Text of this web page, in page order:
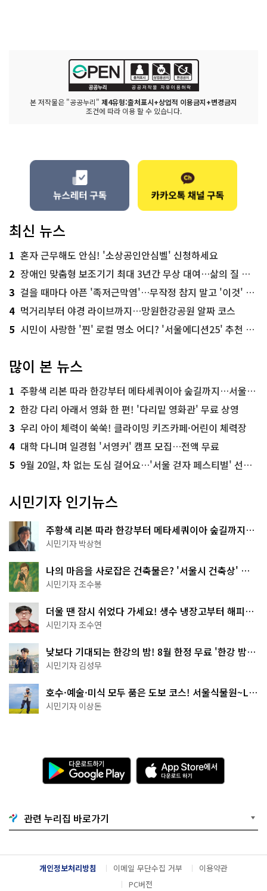
본 저작물은 "공공누리" 제4유형:출처표시+상업적 이용금지+변경금지
조건에 따라 이용 할 수 있습니다.
최신 뉴스
1 혼자 근무해도 안심! '소상공인안심벨' 신청하세요
2 장애인 맞춤형 보조기기 최대 3년간 무상 대여…삶의 질 높인다
3 걸을 때마다 아픈 '족저근막염'…무작정 참지 말고 '이것' 해보세요!
4 먹거리부터 야경 라이브까지…망원한강공원 알짜 코스
5 시민이 사랑한 '찐' 로컬 명소 어디? '서울에디션25' 추천 코스
많이 본 뉴스
1 주황색 리본 따라 한강부터 메타세쿼이아 숲길까지…서울둘레길 15코스
2 한강 다리 아래서 영화 한 편! '다리밑 영화관' 무료 상영
3 우리 아이 체력이 쑥쑥! 클라이밍 키즈카페·어린이 체력장
4 대학 다니며 일경험 '서영커' 캠프 모집…전액 무료
5 9월 20일, 차 없는 도심 걸어요…'서울 걷자 페스티벌' 선착순 5천명
시민기자 인기뉴스
주황색 리본 따라 한강부터 메타세쿼이아 숲길까지…
서울둘레길 15코스
시민기자 박상현
나의 마음을 사로잡은 건축물은? '서울시 건축상' 수
상작 공개!
시민기자 조수봉
더울 땐 잠시 쉬었다 가세요! 생수 냉장고부터 해피소
·무더위쉼터까지
시민기자 조수연
낮보다 기대되는 한강의 밤! 8월 한정 무료 '한강 밤
핑' 예약은?
시민기자 김성무
호수·예술·미식 모두 품은 도보 코스! 서울식물원~LG
아트센터~마곡테라스거리
시민기자 이상돈
다
운
로
기
G
o
g
l
e
A
p
p
e
서
다
운
관련 누리집 바로가기
개인정보처리방침 이메일 무단수집 거부
이용약관
PC버전